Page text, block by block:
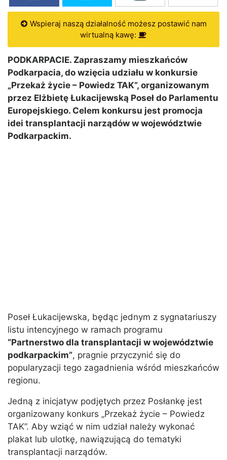
Wspieraj naszą działalność możesz postawić nam
wirtualną kawę:
PODKARPACIE. Zapraszamy mieszkańców
Podkarpacia, do wzięcia udziału w konkursie
„Przekaż życie – Powiedz TAK”, organizowanym
przez Elżbietę Łukacijewską Poseł do Parlamentu
Europejskiego. Celem konkursu jest promocja
idei transplantacji narządów w województwie
Podkarpackim.
Poseł Łukacijewska, będąc jednym z sygnatariuszy
listu intencyjnego w ramach programu
“Partnerstwo dla transplantacji w województwie
podkarpackim”, pragnie przyczynić się do
popularyzacji tego zagadnienia wśród mieszkańców
regionu.
Jedną z inicjatyw podjętych przez Posłankę jest
organizowany konkurs „Przekaż życie – Powiedz
TAK”. Aby wziąć w nim udział należy wykonać
plakat lub ulotkę, nawiązującą do tematyki
transplantacji narządów.